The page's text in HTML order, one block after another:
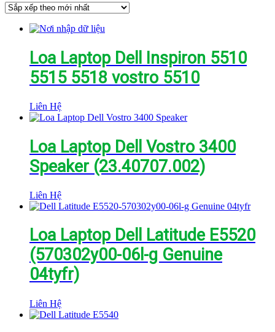
mới
Loa Laptop Dell Inspiron 5510
5515 5518 vostro 5510
Liên Hệ
Loa Laptop Dell Vostro 3400
Speaker (23.40707.002)
Liên Hệ
Loa Laptop Dell Latitude E5520
(570302y00-06l-g Genuine
04tyfr)
Liên Hệ